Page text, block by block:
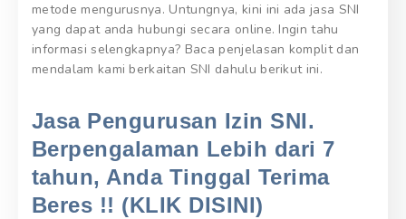
metode mengurusnya. Untungnya, kini ini ada jasa SNI
yang dapat anda hubungi secara online. Ingin tahu
informasi selengkapnya? Baca penjelasan komplit dan
mendalam kami berkaitan SNI dahulu berikut ini.
Jasa Pengurusan Izin SNI.
Berpengalaman Lebih dari 7
tahun, Anda Tinggal Terima
Beres !! (KLIK DISINI)